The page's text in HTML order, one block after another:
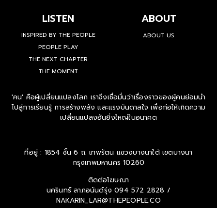
LISTEN
INSPIRED BY THE PEOPLE
PEOPLE PLAY
THE NEXT CHAPTER
THE MOMENT
ABOUT
ABOUT US
'คน' คือผู้เปลี่ยนแปลงโลก เราจึงเชื่อมั่นว่าเรื่องราวของผู้คนย่อมนำ
ไปสู่การเรียนรู้ การสร้างพลัง และแรงบันดาลใจ เพื่อก่อให้เกิดความ
เปลี่ยนแปลงอันยิ่งใหญ่ในอนาคต
ที่อยู่ : 1854 ชั้น 6 ถ. เทพรัตน แขวงบางนาใต้ เขตบางนา
กรุงเทพมหานคร 10260
ติดต่อโฆษณา
นครินทร์ ลาภอนันด์รุ่ง 094 572 2828 /
NAKARIN_LAR@THEPEOPLE.CO